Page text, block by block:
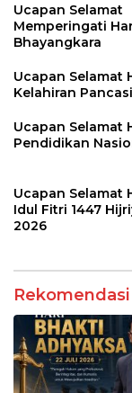
Ucapan Selamat
Memperingati
Bhayangkara
Ucapan Selamat
Kelahiran
Ucapan Selamat
Pendidikan
Ucapan Selamat
Idul Fitri 1447
2026